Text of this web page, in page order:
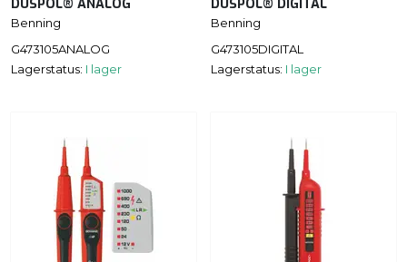
DUSPOL® ANALOG
Benning
G473105ANALOG
Lagerstatus: I lager
DUSPOL® DIGITAL
Benning
G473105DIGITAL
Lagerstatus: I lager